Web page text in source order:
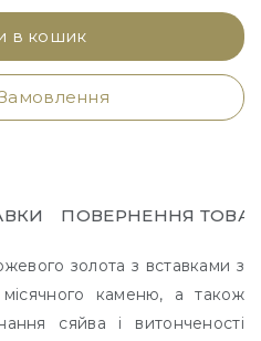
в кошик
ПОВЕРНЕННЯ
золота з вставками з
місячного каменю, а також
сяйва і витонченості